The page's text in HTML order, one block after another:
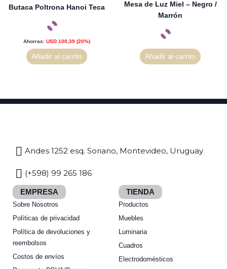
Butaca Poltrona Hanoi Teca
Ahorras: USD 100,39 (20%)
Añadir al carrito
Mesa de Luz Miel – Negro /
Marrón
Añadir al carrito
Andes 1252 esq. Soriano, Montevideo, Uruguay
(+598) 99 265 186
EMPRESA
Sobre Nosotros
Políticas de privacidad
Política de devoluciones y
reembolsos
Costos de envíos
TIENDA
Productos
Muebles
Luminaria
Cuadros
Electrodomésticos